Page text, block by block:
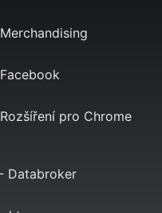
Merchandising
Facebook
Rozšíření pro Chrome
Databroker